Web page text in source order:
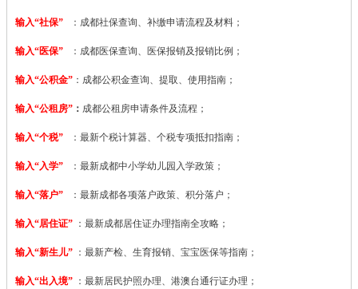
输入“社保” ：成都社保查询、补缴申请流程及材料；
输入“医保” ：成都医保查询、医保报销及报销比例；
输入“公积金” ：成都公积金查询、提取、使用指南；
输入“公租房” ： 成都公租房申请条件及流程；
输入“个税” ：最新个税计算器、个税专项抵扣指南；
输入“入学” ：最新成都中小学幼儿园入学政策；
输入“落户” ：最新成都各项落户政策、积分落户；
输入“居住证” ：最新成都居住证办理指南全攻略；
输入“新生儿” ：最新产检、生育报销、宝宝医保等指南；
输入“出入境” ：最新居民护照办理、港澳台通行证办理；